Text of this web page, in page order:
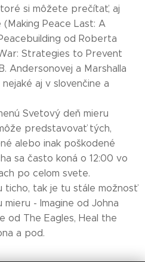
si môžete prečítať, aj
Peace Last: A
od Roberta
Strategies to Prevent
Andersonovej a Marshalla
aj v slovenčine a
Svetový deň mieru
predstavovať tých,
alebo inak poškodené
sa často koná o 12:00 vo
po celom svete.
tak je tu stále možnosť
- Imagine od Johna
od The Eagles, Heal the
a pod.